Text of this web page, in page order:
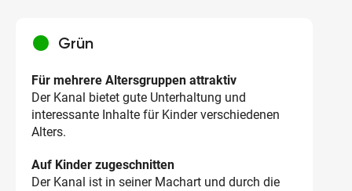
circle Grün
Für mehrere Altersgruppen attraktiv
Der Kanal bietet gute Unterhaltung und
interessante Inhalte für Kinder verschiedenen
Alters.
Auf Kinder zugeschnitten
Der Kanal ist in seiner Machart und durch die